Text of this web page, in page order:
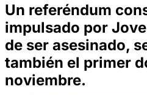
Un referéndum
impulsado por
de ser asesinado,
también el primer
noviembre.